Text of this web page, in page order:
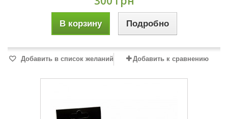
В корзину Подробно
Добавить в список желаний Добавить к сравнению